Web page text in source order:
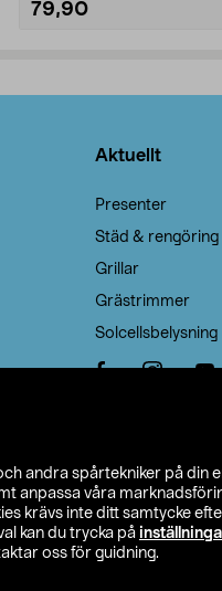
andra spårtekniker på din
anpassa våra
krävs inte ditt samtycke
kan du trycka på
oss för guidning.
79,90
Aktuellt
Presenter
Städ & rengöring
Grillar
Grästrimmer
Solcellsbelysning